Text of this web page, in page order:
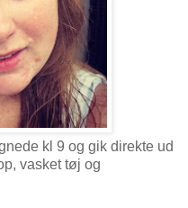
kl 9 og gik direkte ud
vasket tøj og